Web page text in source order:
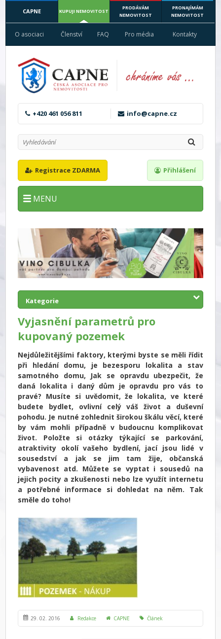
CAPNE KUPUJI NEMOVITOST
PRODÁVÁM
NEMOVITOST
PRONAJÍMÁM
NEMOVITOST
O asociaci Členství FAQ Pro média Kontakty
+420 461 056 811 info@capne.cz
Registrace ZDARMA Přihlášení
MENU
Kategorie
Vyjasnění parametrů pro
kupovaný pozemek
Nejdůležitějšími faktory, kterými byste se měli řídit
při hledání domu, je bezesporu lokalita a stav
samotného domu, Jak se opravdu ubezpečit, že
daná lokalita i daný dům je opravdu pro vás to
pravé? Musíte si uvědomit, že lokalita, ve které
budete bydlet, ovlivní celý váš život a duševní
pohodu. Je nutné zohlednit širokou škálu věcí, které
by vám mohli případně v budoucnu komplikovat
život. Položte si otázky týkající se parkování,
atraktivity okolí vašeho bydlení, jací jsou lidé v
sousedství a jak se jim tam žije, občanská
vybavenost atd. Můžete se vyptat i sousedů na
jejich pocity a zkušenosti nebo lze využít internetu
a potřebné informace si dohledat na něm. Tak
směle do toho!
29. 02. 2016 Redakce CAPNE Článek